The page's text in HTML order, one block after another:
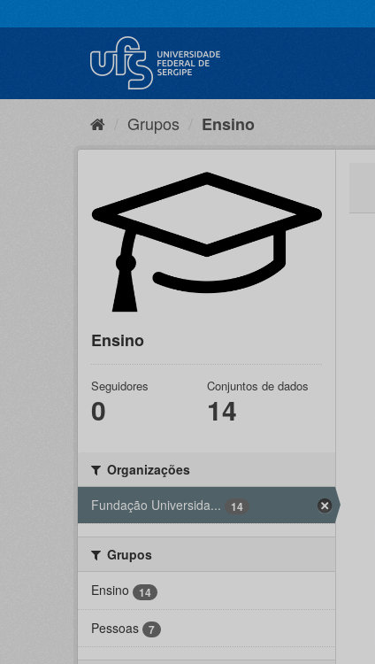
para
Grupos Ensino
Ensino
Seguidores
0
Conjuntos de dados
14
Organizações
Fundação Universida...
14
Grupos
Ensino
14
Pessoas 7